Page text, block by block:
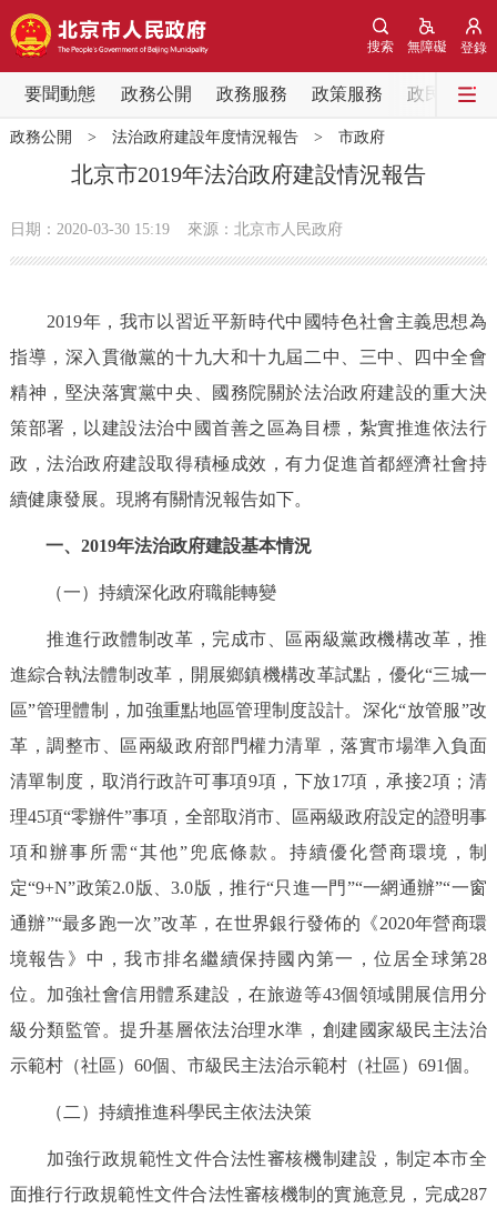
登錄
無障礙
搜索
要聞動態 政務公開 政務服務 政策服務 政民互動
要聞動態
黨中央精神 國務院資訊 中央部委動態
政務公開
市領導 機構職能 政策服務
政策兌現 政策解讀 回應關切
個人服務 法人服務 部門服務
便民服務 利企服務 投資項目
仲介服務 陽光政務
政民互動
12345網上接訴即辦 我要諮詢 我要建議
參與調查 線上訪談 圖説互動
走進北京
北京概況 十六區概覽 人文北京
多語種
政務公開 > 法治政府建設年度情況報告> 市政府
北京市2019年法治政府建設情況報告
日期：2020-03-30 15:19 來源：北京市人民政府
2019年，我市以習近平新時代中國特色社會主義思想為
指導，深入貫徹黨的十九大和十九屆二中、三中、四中全會
精神，堅決落實黨中央、國務院關於法治政府建設的重大決
策部署，以建設法治中國首善之區為目標，紮實推進依法行
政，法治政府建設取得積極成效，有力促進首都經濟社會持
續健康發展。現將有關情況報告如下。
一、2019年法治政府建設基本情況
（一）持續深化政府職能轉變
推進行政體制改革，完成市、區兩級黨政機構改革，推
進綜合執法體制改革，開展鄉鎮機構改革試點，優化“三城一
區”管理體制，加強重點地區管理制度設計。深化“放管服”改
革，調整市、區兩級政府部門權力清單，落實市場準入負面
清單制度，取消行政許可事項9項，下放17項，承接2項；清
理45項“零辦件”事項，全部取消市、區兩級政府設定的證明事
項和辦事所需“其他”兜底條款。持續優化營商環境，制
定“9+N”政策2.0版、3.0版，推行“只進一門”“一網通辦”“一窗
通辦”“最多跑一次”改革，在世界銀行發佈的《2020年營商環
境報告》中，我市排名繼續保持國內第一，位居全球第28
位。加強社會信用體系建設，在旅遊等43個領域開展信用分
級分類監管。提升基層依法治理水準，創建國家級民主法治
示範村（社區）60個、市級民主法治示範村（社區）691個。
（二）持續推進科學民主依法決策
加強行政規範性文件合法性審核機制建設，制定本市全
面推行行政規範性文件合法性審核機制的實施意見，完成287